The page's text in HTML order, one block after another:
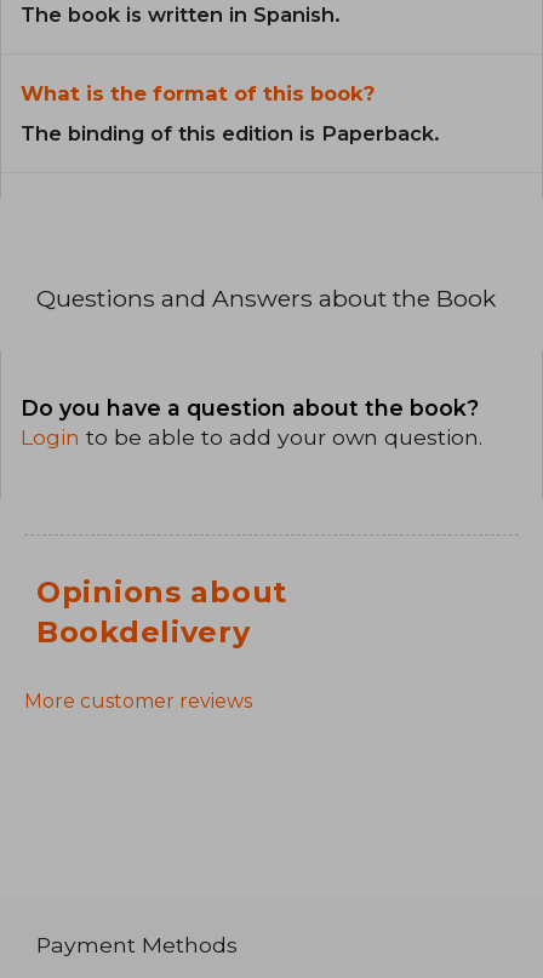
The book is written in Spanish.
What is the format of this book?
The binding of this edition is Paperback.
Questions and Answers about the Book
Do you have a question about the book?
Login to be able to add your own question.
Opinions about
Bookdelivery
More customer reviews
Payment Methods